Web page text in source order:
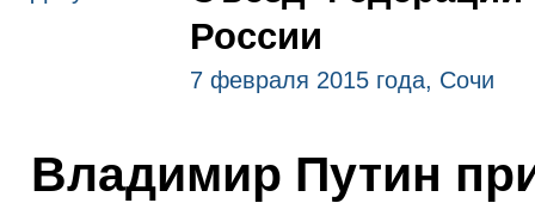
России
7 февраля 2015 года, Сочи
Владимир Путин